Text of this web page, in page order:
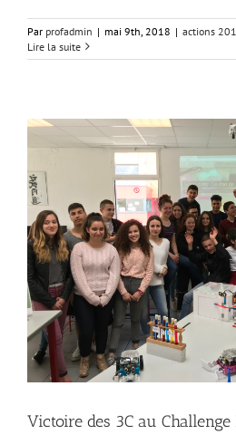
Par profadmin | mai 9th, 2018 | actions
Lire la suite
Victoire des 3C au Challenge